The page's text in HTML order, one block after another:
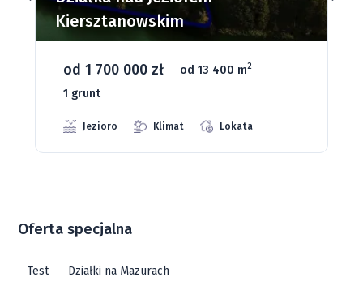
Dąbrowa Mała
od 93 280 zł od 1075 m 2 66 grunt
Oferta specjalna
Test Działki na Mazurach